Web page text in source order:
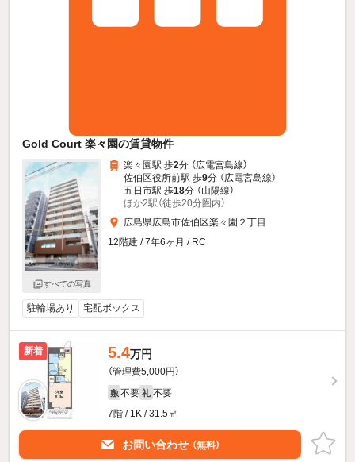
Gold Court 楽々園の賃貸物件
すべての写真
楽々園駅 歩2分 （広電宮島線）
佐伯区役所前駅 歩9分 （広電宮島線）
五日市駅 歩18分 （山陽線）
ほか2駅（徒歩20分圏内）
広島県広島市佐伯区楽々園２丁目
12階建 / 7年6ヶ月 / RC
駐輪場あり 宅配ボックス
新着 5.4万円
（管理費5,000円）
敷 不要 礼 不要
7階 / 1K / 31.5㎡
お問い合わせ （無料）